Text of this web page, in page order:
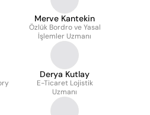
Merve Kantekin
Özlük Bordro ve Yasal
İşlemler Uzmanı
Derya Kutlay
E-Ticaret Lojistik
Uzmanı